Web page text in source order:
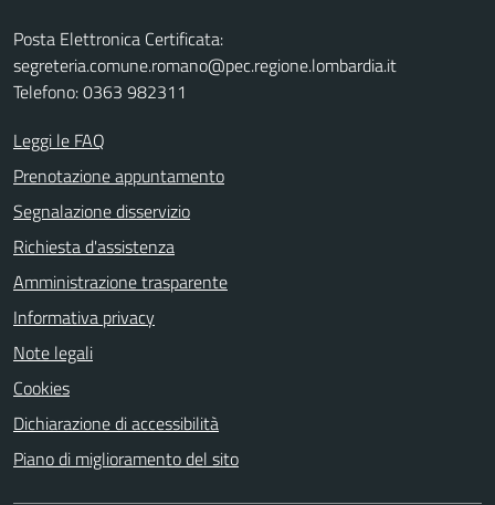
Posta Elettronica Certificata:
segreteria.comune.romano@pec.regione.lombardia.it
Telefono: 0363 982311
Leggi le FAQ
Prenotazione appuntamento
Segnalazione disservizio
Richiesta d'assistenza
Amministrazione trasparente
Informativa privacy
Note legali
Cookies
Dichiarazione di accessibilità
Piano di miglioramento del sito